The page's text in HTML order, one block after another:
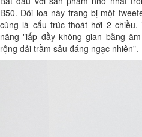
B50. Đôi loa này trang bị một
cùng là cấu trúc thoát hơi 2
năng "lấp đầy không gian bằng
rộng dải trầm sâu đáng ngạc nhiên".